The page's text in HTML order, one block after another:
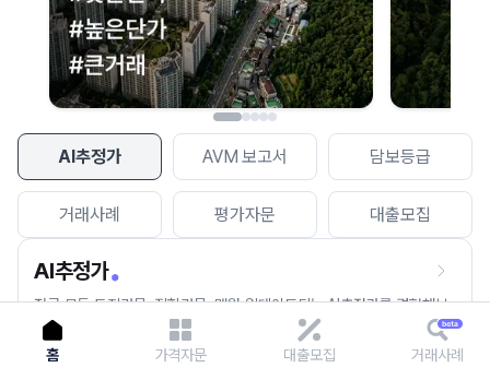
AI추정가 AVM 보고서 담보등급
거래사례 평가자문 대출모집
AI추정가
전국 모든 토지건물, 집합건물, 매월 업데이트되는 AI추정가를 경험해보
세요.
홈 가격자문 대출모집 거래사례